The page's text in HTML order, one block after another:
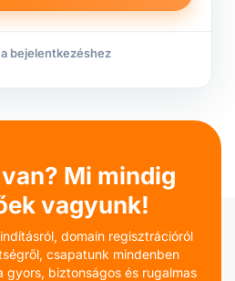
bejelentkezéshez
Mi mindig
vagyunk!
domain regisztrációról
csapatunk mindenben
gyors, biztonságos és rugalmas